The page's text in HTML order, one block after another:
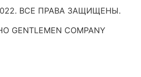
ВСЕ ПРАВА ЗАЩИЩЕНЫ.
GENTLEMEN COMPANY